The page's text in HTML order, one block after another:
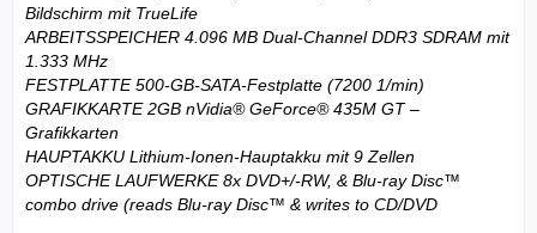
Bildschirm mit TrueLife
ARBEITSSPEICHER 4.096 MB Dual-Channel DDR3 SDRAM mit
1.333 MHz
FESTPLATTE 500-GB-SATA-Festplatte (7200 1/min)
GRAFIKKARTE 2GB nVidia® GeForce® 435M GT –
Grafikkarten
HAUPTAKKU Lithium-Ionen-Hauptakku mit 9 Zellen
OPTISCHE LAUFWERKE 8x DVD+/-RW, & Blu-ray Disc™
combo drive (reads Blu-ray Disc™ & writes to CD/DVD